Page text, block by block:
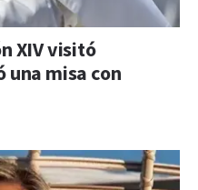
XIV visitó
una misa con